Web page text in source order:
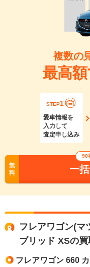
複数の
最高
STEP1
愛車情報を
入力して
査定申し込み
無
料
90
一
フレアワゴン(マ
ブリッド XSの
フレアワゴン 660